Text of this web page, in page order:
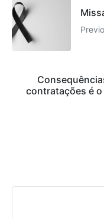
contratações é